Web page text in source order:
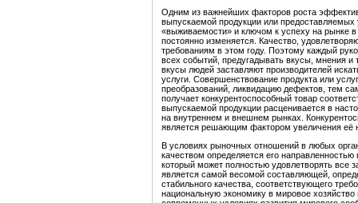
Одним из важнейших факторов роста
выпускаемой продукции или предоставляемых
«выживаемости» и ключом к успеху на рынке в
постоянно изменяется. Качество,
требованиям в этом году. Поэтому каждый
всех событий, предугадывать вкусы, мнения
вкусы людей заставляют производителей
услуги. Совершенствование продукта или
преобразований, ликвидацию дефектов, тем
получает конкурентоспособный товар
выпускаемой продукции расценивается в
на внутреннем и внешнем рынках.
является решающим фактором увеличения её
В условиях рыночных отношений в любых
качеством определяется его направленностью
который может полностью удовлетворять все
является самой весомой составляющей,
стабильного качества, соответствующего
национальную экономику в мировое